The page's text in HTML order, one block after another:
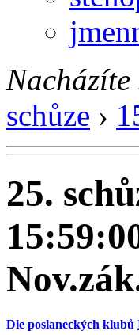
Nacházíte
schůze ›
25.
Dle poslaneckých klubů